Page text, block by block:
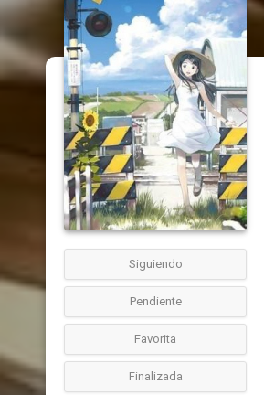
Siguiendo
Pendiente
Favorita
Finalizada